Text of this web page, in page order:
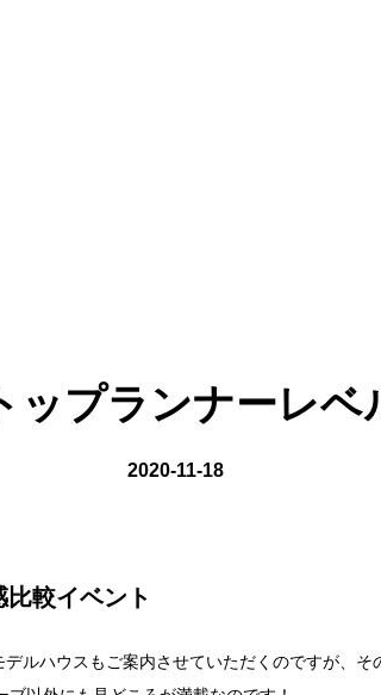
ップランナーレベ
2020-11-18
較イベント
ルハウスもご案内させていただくのですが、